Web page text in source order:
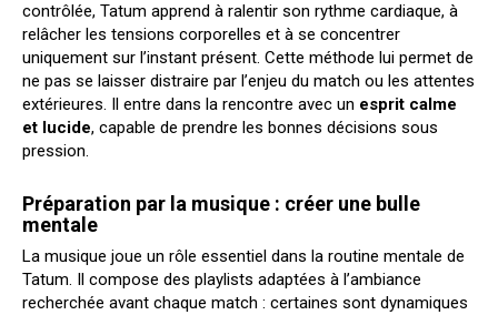
contrôlée, Tatum apprend à ralentir son rythme cardiaque, à
relâcher les tensions corporelles et à se concentrer
uniquement sur l’instant présent. Cette méthode lui permet de
ne pas se laisser distraire par l’enjeu du match ou les attentes
extérieures. Il entre dans la rencontre avec un esprit calme
et lucide, capable de prendre les bonnes décisions sous
pression.
Préparation par la musique : créer une bulle
mentale
La musique joue un rôle essentiel dans la routine mentale de
Tatum. Il compose des playlists adaptées à l’ambiance
recherchée avant chaque match : certaines sont dynamiques